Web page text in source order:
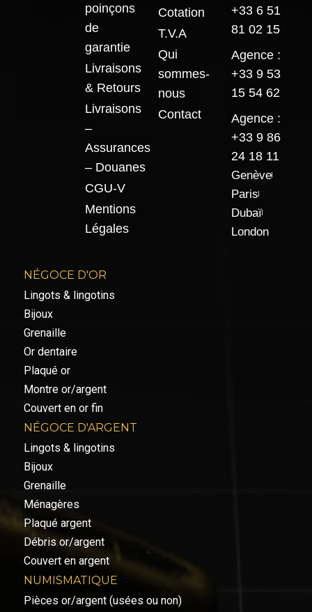
poinçons
de
garantie
Livraisons
& Retours
Livraisons
–
Assurances
– Douanes
CGU-V
Mentions
Légales
Cotation
T.V.A
Qui
sommes-
nous
Contact
+33 6 51
81 02 15
Agence :
+33 9 53
15 54 62
Agence :
+33 9 86
24 18 11
Genève
Paris
Dubaï
London
NÉGOCE D'OR
Lingots & lingotins
Bijoux
Grenaille
Or dentaire
Plaqué or
Montre or/argent
Couvert en or fin
NÉGOCE D'ARGENT
Lingots & lingotins
Bijoux
Grenaille
Ménagères
Plaqué argent
Débris or/argent
Couvert en argent
NUMISMATIQUE
Pièces or/argent (usées ou non)